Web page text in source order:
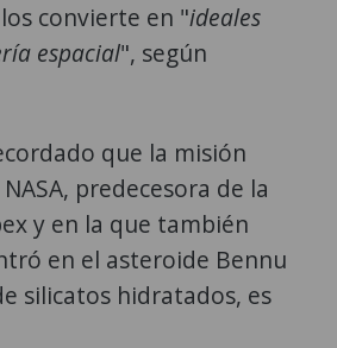
convierte en "ideales
espacial", según
que la misión
predecesora de la
y en la que también
en el asteroide Bennu
silicatos hidratados, es